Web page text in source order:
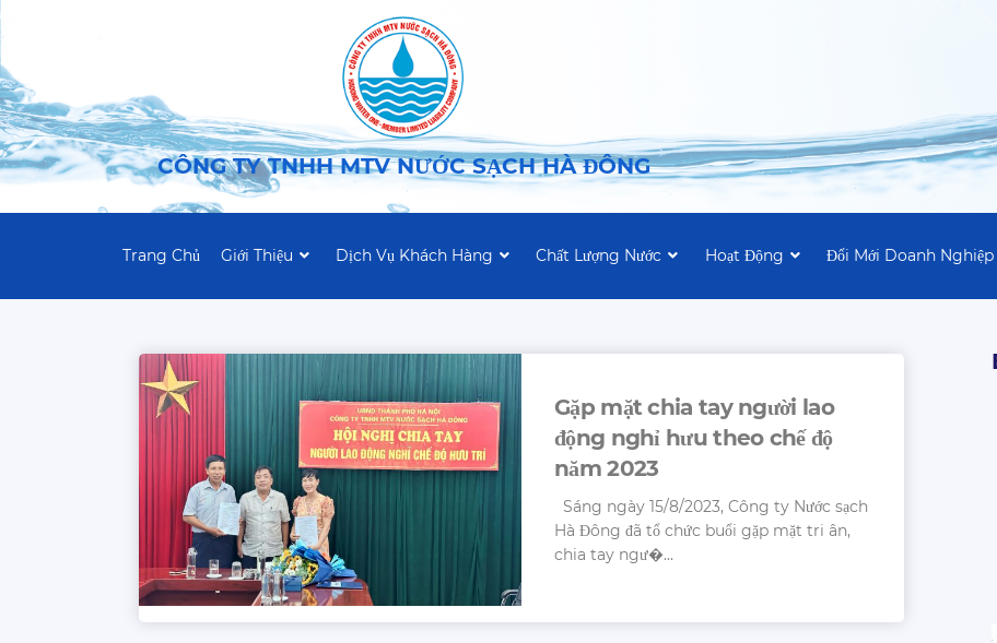
CÔNG TY TNHH MTV NƯỚC SẠCH HÀ ĐÔNG
Trang Chủ Giới Thiệu Dịch Vụ Khách Hàng Chất Lượng Nước Hoạt Động Đổi Mới Doanh Nghiệp
Gặp mặt chia tay người lao
động nghỉ hưu theo chế độ
năm 2023
Sáng ngày 15/8/2023, Công ty Nước sạch
Hà Đông đã tổ chức buổi gặp mặt tri ân,
chia tay ngư�...